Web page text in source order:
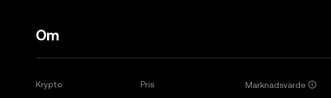
Om
Krypto Pris Marknadsvärde